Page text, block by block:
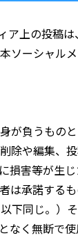
上の投稿
ーシャル
負うものと
や編集、
害等が生
承諾するも
下同じ。）
く無断で使